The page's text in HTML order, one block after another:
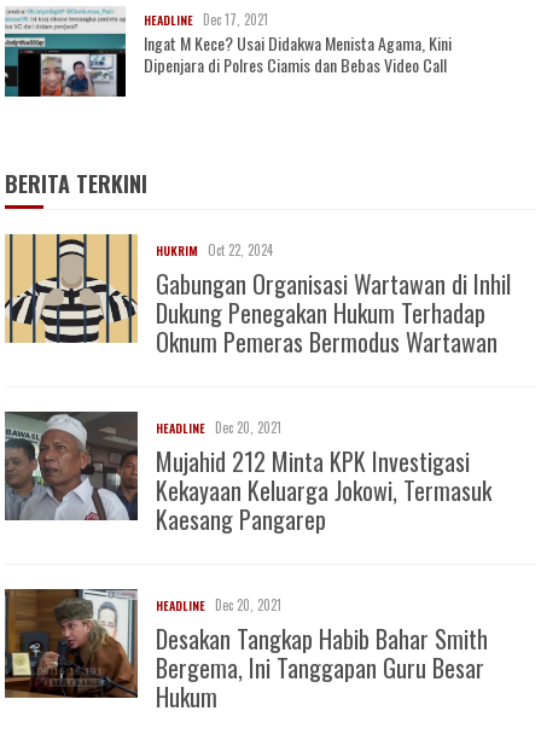
HEADLINE Dec 17, 2021
Ingat M Kece? Usai Didakwa Menista Agama, Kini
Dipenjara di Polres Ciamis dan Bebas Video Call
BERITA TERKINI
HUKRIM Oct 22, 2024
Gabungan Organisasi Wartawan di Inhil
Dukung Penegakan Hukum Terhadap
Oknum Pemeras Bermodus Wartawan
HEADLINE Dec 20, 2021
Mujahid 212 Minta KPK Investigasi
Kekayaan Keluarga Jokowi, Termasuk
Kaesang Pangarep
HEADLINE Dec 20, 2021
Desakan Tangkap Habib Bahar Smith
Bergema, Ini Tanggapan Guru Besar
Hukum